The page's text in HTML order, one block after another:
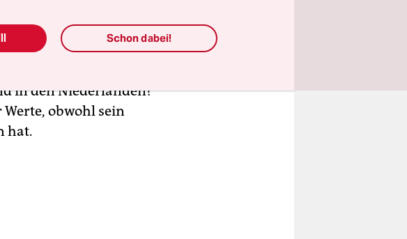
Éric Zemmour auf das
in den Niederlanden?
obwohl sein
hat.
Schon dabei!